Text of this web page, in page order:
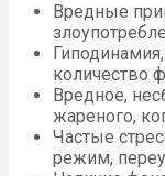
Вредные
количество
Вредное,
жареного,
Частые
режим,